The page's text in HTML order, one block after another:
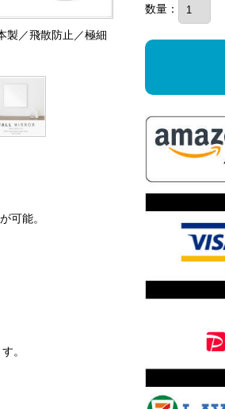
製／飛散防止／極細
可能。
。
数量：